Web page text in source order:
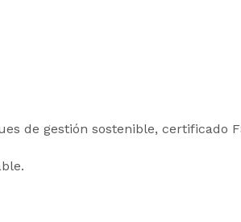
de gestión sostenible, certificado